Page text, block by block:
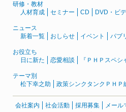
研修・教材
人材育成
セミナー CD DVD・ビ
ニュース
新着一覧
おしらせ イベント パブ
お役立ち
日に新た
恋愛相談 『ＰＨＰスペ
テーマ別
松下幸之助
政策シンクタンクＰＨＰ
会社案内 社会活動 採用募集 メール